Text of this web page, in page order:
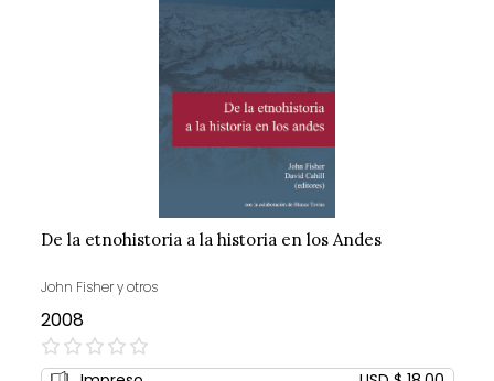
De la etnohistoria a la historia en los Andes
John Fisher y otros
2008
0%